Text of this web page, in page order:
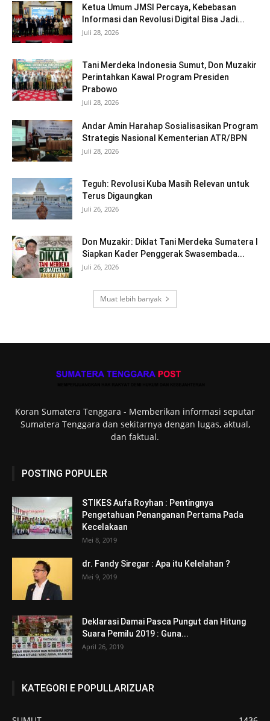
Ketua Umum JMSI Percaya, Kebebasan
Informasi dan Revolusi Digital Bisa Jadi...
Juli 28, 2026
Tani Merdeka Indonesia Sumut, Don Muzakir
Perintahkan Kawal Program Presiden
Prabowo
Juli 28, 2026
Andar Amin Harahap Sosialisasikan Program
Strategis Nasional Kementerian ATR/BPN
Juli 28, 2026
Teguh: Revolusi Kuba Masih Relevan untuk
Terus Digaungkan
Juli 26, 2026
Don Muzakir: Diklat Tani Merdeka Sumatera I
Siapkan Kader Penggerak Swasembada...
Juli 26, 2026
Muat lebih banyak
Koran Sumatera Tenggara - Memberikan informasi seputar
Sumatera Tenggara dan sekitarnya dengan lugas, aktual,
dan faktual.
POSTING POPULER
STIKES Aufa Royhan : Pentingnya
Pengetahuan Penanganan Pertama Pada
Kecelakaan
Mei 8, 2019
dr. Fandy Siregar : Apa itu Kelelahan ?
Mei 9, 2019
Deklarasi Damai Pasca Pungut dan Hitung
Suara Pemilu 2019 : Guna...
April 26, 2019
KATEGORI E POPULLARIZUAR